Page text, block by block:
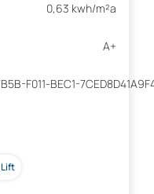
0,63 kwh/m²a
A+
F011-BEC1-
Lift